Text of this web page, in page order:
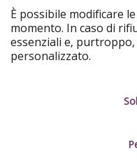
Conoscici meglio
Chi siamo
Lavora con noi
È possibile modificare
momento. In caso di
essenziali e,
personalizzato.